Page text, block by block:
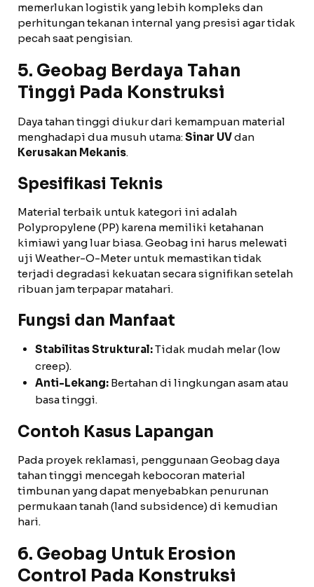
memerlukan logistik yang lebih kompleks dan
perhitungan tekanan internal yang presisi agar tidak
pecah saat pengisian.
5. Geobag Berdaya Tahan
Tinggi Pada Konstruksi
Daya tahan tinggi diukur dari kemampuan material
menghadapi dua musuh utama:Sinar UVdan
Kerusakan Mekanis.
Spesifikasi Teknis
Material terbaik untuk kategori ini adalah
Polypropylene (PP) karena memiliki ketahanan
kimiawi yang luar biasa. Geobag ini harus melewati
uji Weather-O-Meter untuk memastikan tidak
terjadi degradasi kekuatan secara signifikan setelah
ribuan jam terpapar matahari.
Fungsi dan Manfaat
Stabilitas Struktural:Tidak mudah melar (low
creep).
Anti-Lekang: Bertahan di lingkungan asam atau
basa tinggi.
Contoh Kasus Lapangan
Pada proyek reklamasi, penggunaan Geobag daya
tahan tinggi mencegah kebocoran material
timbunan yang dapat menyebabkan penurunan
permukaan tanah (land subsidence) di kemudian
hari.
6. Geobag Untuk Erosion
Control Pada Konstruksi